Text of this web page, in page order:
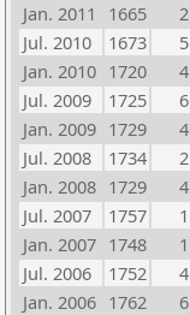
Jan. 2011
1665 2
Jul. 2010
1673 5
Jan. 2010 1720 4
Jul. 2009
1725 6
Jan. 2009 1729 4
Jul. 2008
1734 2
Jan. 2008 1729 4
Jul. 2007
1757 1
Jan. 2007 1748 1
Jul. 2006
1752 4
Jan. 2006 1762 6